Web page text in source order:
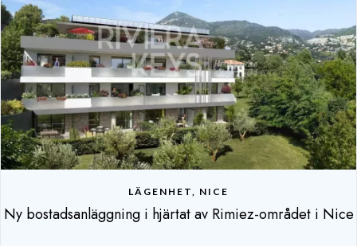
LÄGENHET, NICE
Ny bostadsanläggning i hjärtat av Rimiez-området i Nice